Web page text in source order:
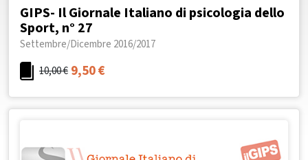
GIPS- Il Giornale Italiano di psicologia dello
Sport, n° 27
Settembre/Dicembre 2016/2017
10,00€ 9,50€